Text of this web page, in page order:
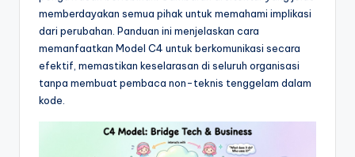
&
S
o
memberdayakan semua pihak untuk memahami implikasi
dari perubahan. Panduan ini menjelaskan cara
memanfaatkan Model C4 untuk berkomunikasi secara
efektif, memastikan keselarasan di seluruh organisasi
tanpa membuat pembaca non-teknis tenggelam dalam
kode.